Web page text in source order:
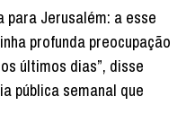
para Jerusalém: a esse
profunda preocupação
últimos dias”, disse
pública semanal que